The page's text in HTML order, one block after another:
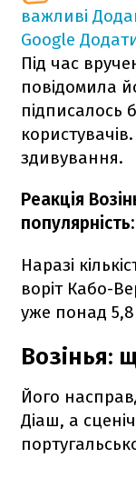
важливі
Google
Під час
повідомила
підписалось
здивування.
Реакція
Наразі
воріт Кабо-
уже понад 5,8
Возінья:
Його
Діаш, а